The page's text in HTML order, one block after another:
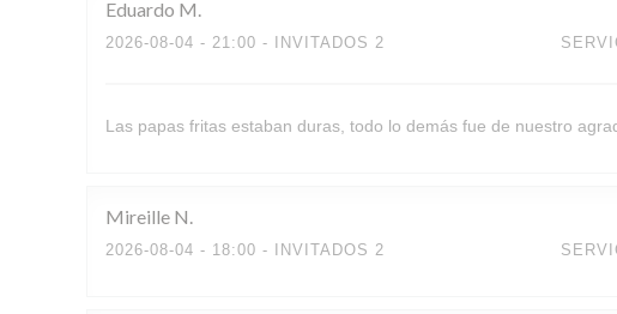
Eduardo M
2026-08-04 - 21:00 - INVITADOS 2
Las papas fritas estaban duras, todo lo demás fue de nuestro
Mireille N
2026-08-04 - 18:00 - INVITADOS 2